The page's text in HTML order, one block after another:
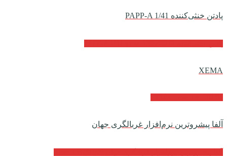
پادتن خنثی‌کننده PAPP-A 1/41
XEMA
آلفا پیشروترین نرم‌افزار غربالگری جهان